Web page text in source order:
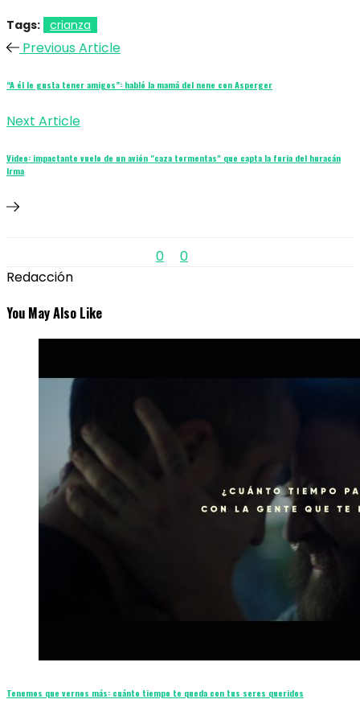
Tags: crianza
Previous Article
“A él le gusta tener amigos”: habló la mamá del nene con Asperger
Next Article
Video: impactante vuelo de un avión "caza tormentas" que capta la furia del huracán
Irma
0
0
Redacción
You May Also Like
Tenemos que vernos más: cuánto tiempo te queda con tus seres queridos